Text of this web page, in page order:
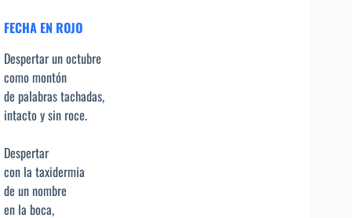
FECHA EN ROJO
Despertar un octubre
como montón
de palabras tachadas,
intacto y sin roce.
Despertar
con la taxidermia
de un nombre
en la boca,